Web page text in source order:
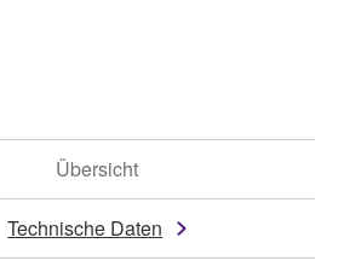
Übersicht
Technische Daten